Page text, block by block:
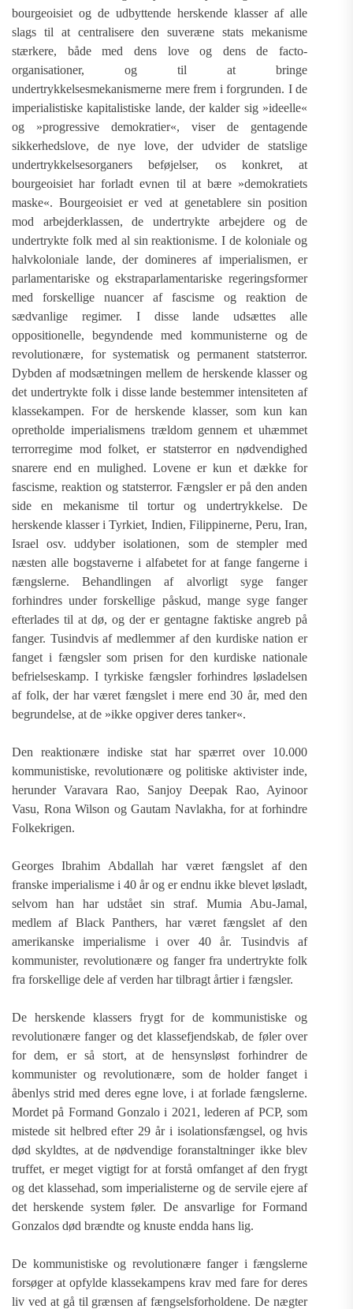
bourgeoisiet og de udbyttende herskende klasser af alle
slags til at centralisere den suveræne stats mekanisme
stærkere, både med dens love og dens de facto-
organisationer, og til at bringe
undertrykkelsesmekanismerne mere frem i forgrunden. I de
imperialistiske kapitalistiske lande, der kalder sig »ideelle«
og »progressive demokratier«, viser de gentagende
sikkerhedslove, de nye love, der udvider de statslige
undertrykkelsesorganers beføjelser, os konkret, at
bourgeoisiet har forladt evnen til at bære »demokratiets
maske«. Bourgeoisiet er ved at genetablere sin position
mod arbejderklassen, de undertrykte arbejdere og de
undertrykte folk med al sin reaktionisme. I de koloniale og
halvkoloniale lande, der domineres af imperialismen, er
parlamentariske og ekstraparlamentariske regeringsformer
med forskellige nuancer af fascisme og reaktion de
sædvanlige regimer. I disse lande udsættes alle
oppositionelle, begyndende med kommunisterne og de
revolutionære, for systematisk og permanent statsterror.
Dybden af modsætningen mellem de herskende klasser og
det undertrykte folk i disse lande bestemmer intensiteten af
klassekampen. For de herskende klasser, som kun kan
opretholde imperialismens trældom gennem et uhæmmet
terrorregime mod folket, er statsterror en nødvendighed
snarere end en mulighed. Lovene er kun et dække for
fascisme, reaktion og statsterror. Fængsler er på den anden
side en mekanisme til tortur og undertrykkelse. De
herskende klasser i Tyrkiet, Indien, Filippinerne, Peru, Iran,
Israel osv. uddyber isolationen, som de stempler med
næsten alle bogstaverne i alfabetet for at fange fangerne i
fængslerne. Behandlingen af alvorligt syge fanger
forhindres under forskellige påskud, mange syge fanger
efterlades til at dø, og der er gentagne faktiske angreb på
fanger. Tusindvis af medlemmer af den kurdiske nation er
fanget i fængsler som prisen for den kurdiske nationale
befrielseskamp. I tyrkiske fængsler forhindres løsladelsen
af folk, der har været fængslet i mere end 30 år, med den
begrundelse, at de »ikke opgiver deres tanker«.
Den reaktionære indiske stat har spærret over 10.000
kommunistiske, revolutionære og politiske aktivister inde,
herunder Varavara Rao, Sanjoy Deepak Rao, Ayinoor
Vasu, Rona Wilson og Gautam Navlakha, for at forhindre
Folkekrigen.
Georges Ibrahim Abdallah har været fængslet af den
franske imperialisme i 40 år og er endnu ikke blevet løsladt,
selvom han har udstået sin straf. Mumia Abu-Jamal,
medlem af Black Panthers, har været fængslet af den
amerikanske imperialisme i over 40 år. Tusindvis af
kommunister, revolutionære og fanger fra undertrykte folk
fra forskellige dele af verden har tilbragt årtier i fængsler.
De herskende klassers frygt for de kommunistiske og
revolutionære fanger og det klassefjendskab, de føler over
for dem, er så stort, at de hensynsløst forhindrer de
kommunister og revolutionære, som de holder fanget i
åbenlys strid med deres egne love, i at forlade fængslerne.
Mordet på Formand Gonzalo i 2021, lederen af PCP, som
mistede sit helbred efter 29 år i isolationsfængsel, og hvis
død skyldtes, at de nødvendige foranstaltninger ikke blev
truffet, er meget vigtigt for at forstå omfanget af den frygt
og det klassehad, som imperialisterne og de servile ejere af
det herskende system føler. De ansvarlige for Formand
Gonzalos død brændte og knuste endda hans lig.
De kommunistiske og revolutionære fanger i fængslerne
forsøger at opfylde klassekampens krav med fare for deres
liv ved at gå til grænsen af fængselsforholdene. De nægter